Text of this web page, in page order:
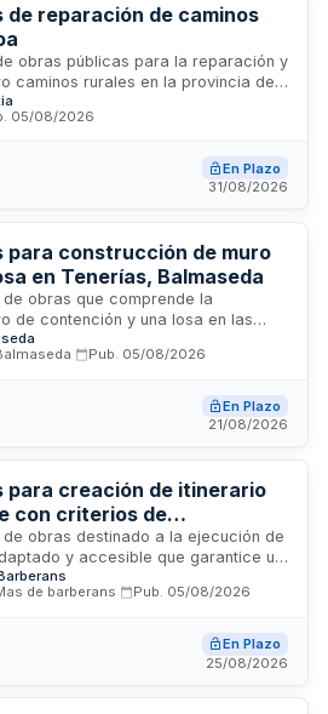
reparación de caminos
obras públicas para la reparación y
caminos rurales en la provincia de
Txarabarrena-Elosua,
Berri-Oielantzun. Las obras
aprobado, incluyendo
para restaurar la funcionalidad
05/08/2026
En Plazo
31/08/2026
para construcción de muro
en Tenerías, Balmaseda
obras que comprende la
de contención y una losa en las
y 18 en el municipio de Balmaseda.
mediante procedimiento abierto
requiere garantía provisional de los
se realizará conforme a criterios
la valoración de las
Pub. 05/08/2026
En Plazo
21/08/2026
para creación de itinerario
con criterios de
obras destinado a la ejecución de
y accesible que garantice un
física respecto al tráfico
la movilidad activa, conecta
de sostenibilidad ambiental y
todos los usuarios.
de barberans Pub. 05/08/2026
En Plazo
25/08/2026